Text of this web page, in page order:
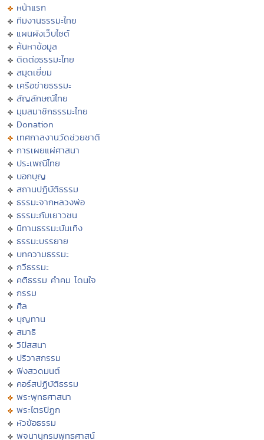
หน้าแรก
ทีมงานธรรมะไทย
แผนผังเว็บไซต์
ค้นหาข้อมูล
ติดต่อธรรมะไทย
สมุดเยี่ยม
เครือข่ายธรรมะ
สัญลักษณ์ไทย
มุมสมาชิกธรรมะไทย
Donation
เทศกาลงานวัดช่วยชาติ
การเผยแผ่ศาสนา
ประเพณีไทย
บอกบุญ
สถานปฏิบัติธรรม
ธรรมะจากหลวงพ่อ
ธรรมะกับเยาวชน
นิทานธรรมะบันเทิง
ธรรมะบรรยาย
บทความธรรมะ
กวีธรรมะ
คติธรรม คำคม โดนใจ
กรรม
ศีล
บุญทาน
สมาธิ
วิปัสสนา
ปริวาสกรรม
ฟังสวดมนต์
คอร์สปฏิบัติธรรม
พระพุทธศาสนา
พระไตรปิฏก
หัวข้อธรรม
พจนานุกรมพุทธศาสน์